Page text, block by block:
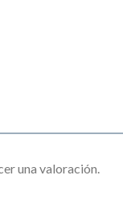
una valoración.